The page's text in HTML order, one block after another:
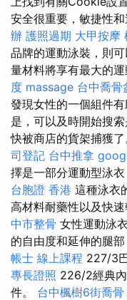
安全很重要，敏捷性
辦 護照過期 大甲按摩
品牌的運動泳裝，則
量材料將享有最大的
度 massage 台中喬骨
發現女性的一個組件
是，可以及時開始搜
快被商店的貨架捕獲了
司登記 台中推拿
擇是一部分運動型泳
台胞證 香港 這種泳衣
高材料耐藥性以及快速
中市整骨 女性運動泳
的自由度和延伸的腿
帳士 線上課程 227/3
專長證照 226/2經典
件。 台中楓樹6街喬骨